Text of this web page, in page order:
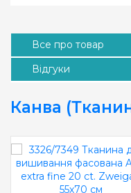
Все про товар
Відгуки
Канва